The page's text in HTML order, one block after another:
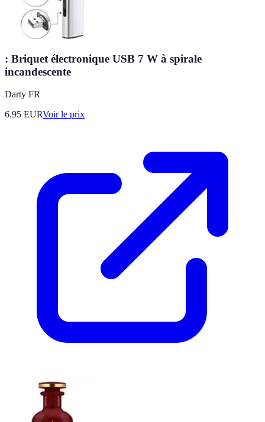
: Briquet électronique USB 7 W à spirale
incandescente
Darty FR
6.95 EURVoir le prix